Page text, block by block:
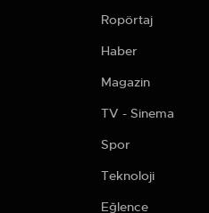
Ropörtaj
Haber
Magazin
TV - Sinema
Spor
Teknoloji
Eğlence